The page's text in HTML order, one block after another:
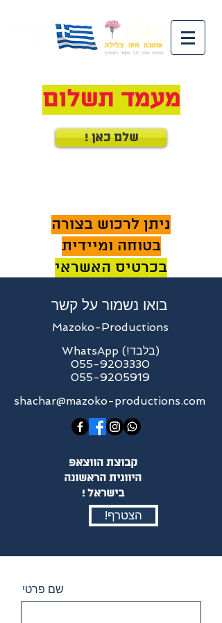
מעמד תשלום
! שלם כאן
ניתן לרכוש בצורה
בטוחה ומיידית
בכרטיס האשראי
בואו נשמור על קשר
Mazoko-Productions
WhatsApp (!בלבד)
055-9203330
055-9205919
shachar@mazoko-productions.com
קבוצת הווצאפ
היוונית הראשונה
! בישראל
!הצטרף
שם פרטי